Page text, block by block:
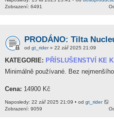
Zobrazení: 6491
PRODÁNO: Tilta
od gt_rider» 22 zář 2025 21:09
KATEGORIE: PŘÍSLUŠENSTVÍ KE
Minimálně používané. Bez
Cena: 14900 Kč
Naposledy: 22 zář 2025 21:09 • od gt_rider
Zobrazení: 9059